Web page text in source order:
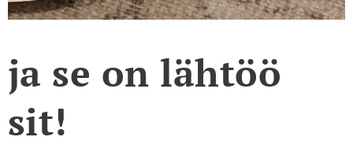
ja se on lähtöö
sit!